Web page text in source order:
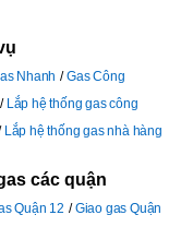
Nhanh
Gas Công
Lắp hệ thống gas công
Lắp hệ thống gas nhà hàng
các quận
Quận 12
Giao gas Quận